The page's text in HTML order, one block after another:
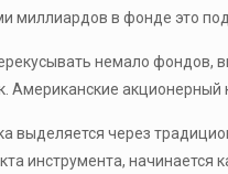
миллиардов в фонде это
немало фондов,
Американские
выделяется через
инструмента,